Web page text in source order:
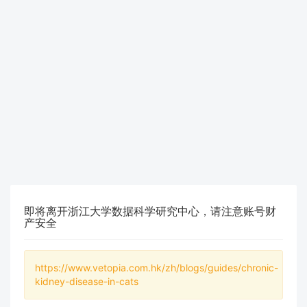
即将离开浙江大学数据科学研究中心，请注意账号财
产安全
https://www.vetopia.com.hk/zh/blogs/guides/chronic-
kidney-disease-in-cats